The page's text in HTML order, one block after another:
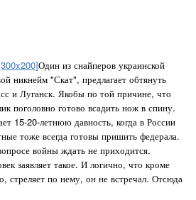
Один из снайперов украинской
никнейм "Скат", предлагает обтянуть
и Луганск. Якобы по той причине, что
поголовно готово всадить нож в спину.
15-20-летнюю давность, когда в России
тоже всегда готовы пришить федерала.
войны ждать не приходится.
заявляет такое. И логично, что кроме
стреляет по нему, он не встречал. Отсюда